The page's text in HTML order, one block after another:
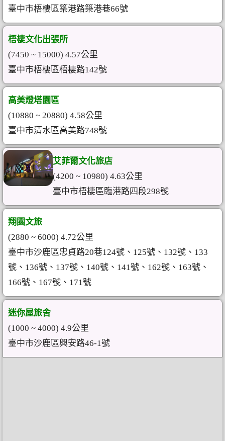
臺中市梧棲區築港路築港巷66號
梧棲文化出張所
(7450 ~ 15000) 4.57公里
臺中市梧棲區梧棲路142號
高美燈塔園區
(10880 ~ 20880) 4.58公里
臺中市清水區高美路748號
艾菲爾文化旅店
(4200 ~ 10980) 4.63公里
臺中市梧棲區臨港路四段298號
翔園文旅
(2880 ~ 6000) 4.72公里
臺中市沙鹿區忠貞路20巷124號、125號、132號、133
號、136號、137號、140號、141號、162號、163號、
166號、167號、171號
迷你屋旅舍
(1000 ~ 4000) 4.9公里
臺中市沙鹿區興安路46-1號